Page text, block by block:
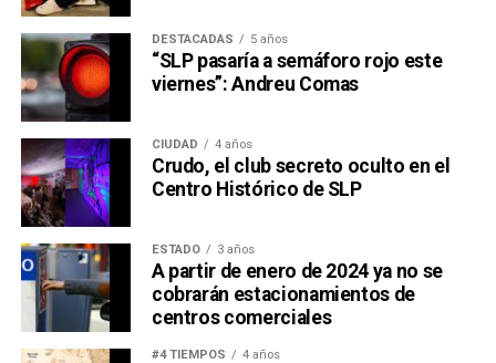
DESTACADAS 5 años
“SLP pasaría a semáforo rojo este
viernes”: Andreu Comas
CIUDAD 4 años
Crudo, el club secreto oculto en el
Centro Histórico de SLP
ESTADO 3 años
A partir de enero de 2024 ya no se
cobrarán estacionamientos de
centros comerciales
#4 TIEMPOS 4 años